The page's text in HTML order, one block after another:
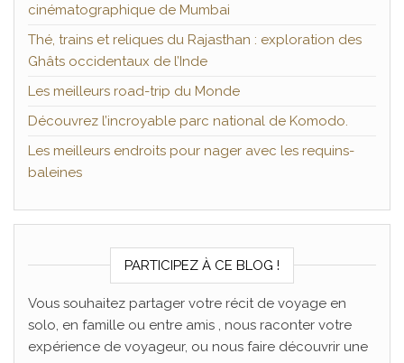
cinématographique de Mumbai
Thé, trains et reliques du Rajasthan : exploration des
Ghâts occidentaux de l’Inde
Les meilleurs road-trip du Monde
Découvrez l’incroyable parc national de Komodo.
Les meilleurs endroits pour nager avec les requins-
baleines
PARTICIPEZ À CE BLOG !
Vous souhaitez partager votre récit de voyage en
solo, en famille ou entre amis , nous raconter votre
expérience de voyageur, ou nous faire découvrir une